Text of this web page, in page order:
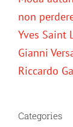
non
Yves Saint
Gianni
Riccardo
Categories